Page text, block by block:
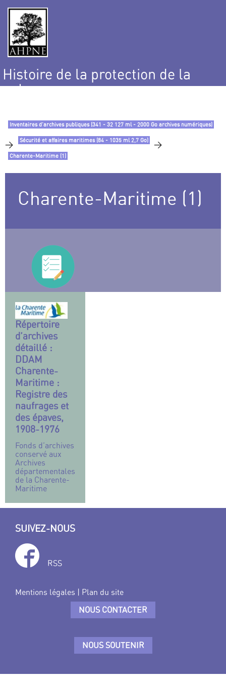
Histoire de la protection de la
nature
Inventaires d’archives publiques (341 - 32 127 ml - 2000 Go archives numériques)
> Sécurité et affaires maritimes (84 - 1035 ml 2,7 Go) >
Charente-Maritime (1)
Charente-Maritime (1)
Répertoire
d’archives
détaillé :
DDAM
Charente-
Maritime :
Registre des
naufrages et
des épaves,
1908-1976
Fonds d’archives
conservé aux
Archives
départementales
de la Charente-
Maritime
SUIVEZ-NOUS
RSS
Mentions légales | Plan du site
NOUS CONTACTER
NOUS SOUTENIR